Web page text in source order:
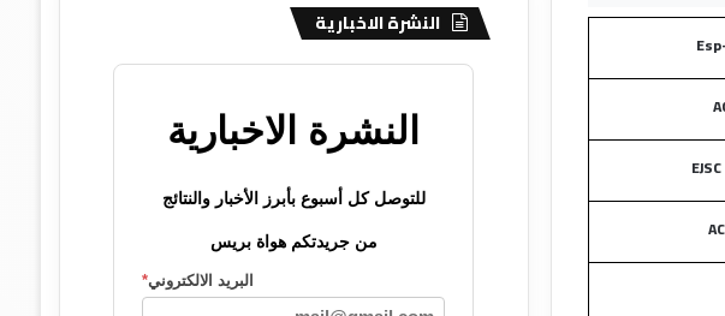
النشرة الاخبارية
النشرة الاخبارية
للتوصل كل أسبوع بأبرز الأخبار والنتائج
من جريدتكم هواة بريس
البريد الالكتروني*